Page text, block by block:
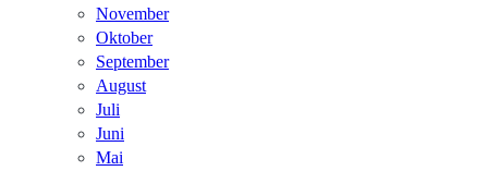
November
Oktober
September
August
Juli
Juni
Mai